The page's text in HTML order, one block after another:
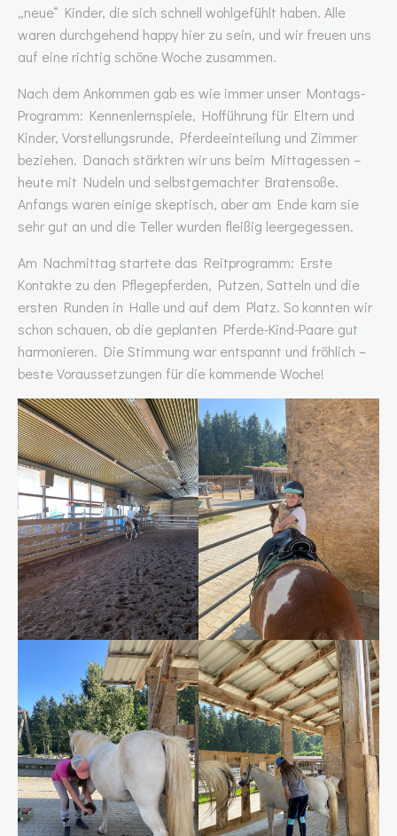
„neue“ Kinder, die sich schnell wohlgefühlt haben. Alle
waren durchgehend happy hier zu sein, und wir freuen uns
auf eine richtig schöne Woche zusammen.
Nach dem Ankommen gab es wie immer unser Montags-
Programm: Kennenlernspiele, Hofführung für Eltern und
Kinder, Vorstellungsrunde, Pferdeeinteilung und Zimmer
beziehen. Danach stärkten wir uns beim Mittagessen –
heute mit Nudeln und selbstgemachter Bratensoße.
Anfangs waren einige skeptisch, aber am Ende kam sie
sehr gut an und die Teller wurden fleißig leergegessen.
Am Nachmittag startete das Reitprogramm: Erste
Kontakte zu den Pflegepferden, Putzen, Satteln und die
ersten Runden in Halle und auf dem Platz. So konnten wir
schon schauen, ob die geplanten Pferde-Kind-Paare gut
harmonieren. Die Stimmung war entspannt und fröhlich –
beste Voraussetzungen für die kommende Woche!